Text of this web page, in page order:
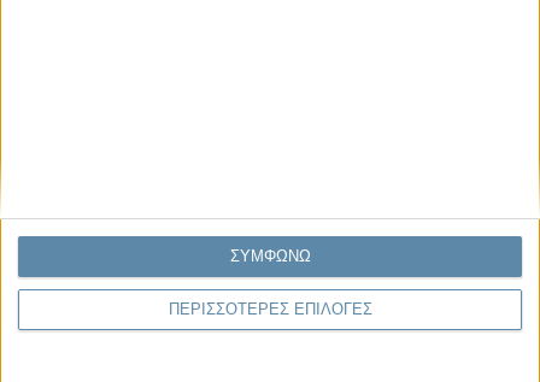
ΠΕΡΙΣΣΟΤΕΡΕΣ ΕΠΙΛΟΓΕΣ
ΣΥΜΦΩΝΩ
Να αφήνεις τους ανθρώπους να είναι (letting